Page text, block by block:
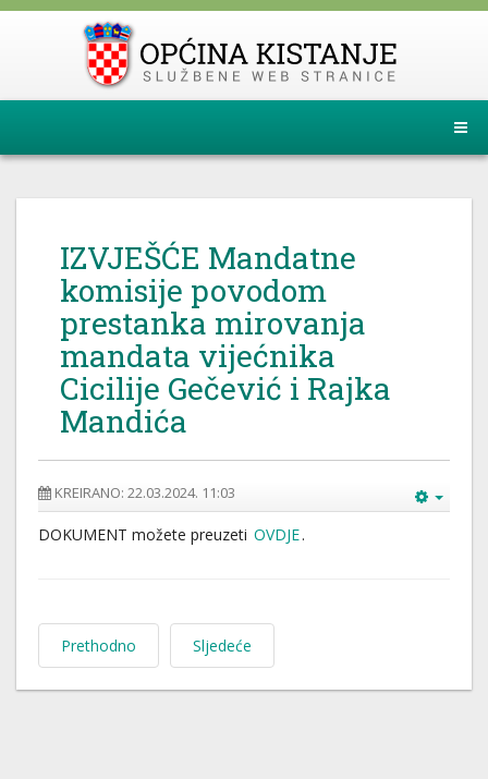
IZVJEŠĆE Mandatne
komisije povodom
prestanka mirovanja
mandata vijećnika
Cicilije Gečević i Rajka
Mandića
KREIRANO: 22.03.2024. 11:03
DOKUMENT možete preuzeti OVDJE.
Prethodno Sljedeće